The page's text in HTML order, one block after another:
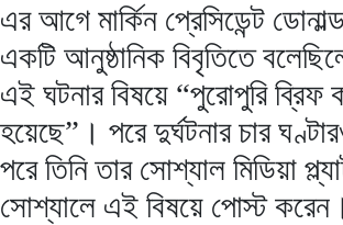
এর আগে মার্কিন প্রেসিডেন্ট
একটি আনুষ্ঠানিক বিবৃতিতে
এই ঘটনার বিষয়ে “পুরোপুরি ব্রিফ
হয়েছে”। পরে দুর্ঘটনার চার
পরে তিনি তার সোশ্যাল মিডিয়া
সোশ্যালে এই বিষয়ে পোস্ট করেন।